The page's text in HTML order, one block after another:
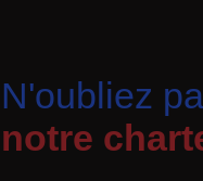
N'oubliez
notre